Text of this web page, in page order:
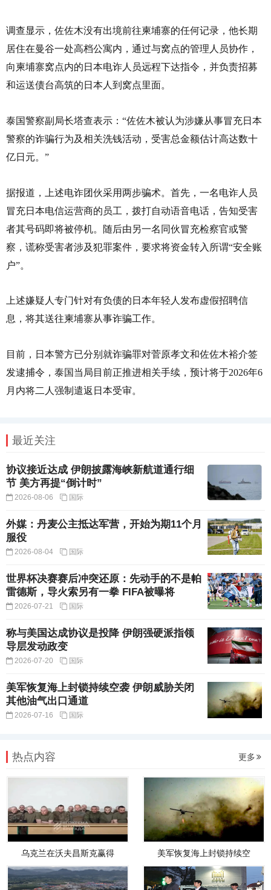
调查显示，佐佐木没有出境前往柬埔寨的任何记录，他长期
居住在曼谷一处高档公寓内，通过与窝点的管理人员协作，
向柬埔寨窝点内的日本电诈人员远程下达指令，并负责招募
和运送债台高筑的日本人到窝点里面。
泰国警察副局长塔查表示：“佐佐木被认为涉嫌从事冒充日本
警察的诈骗行为及相关洗钱活动，受害总金额估计高达数十
亿日元。”
据报道，上述电诈团伙采用两步骗术。首先，一名电诈人员
冒充日本电信运营商的员工，拨打自动语音电话，告知受害
者其号码即将被停机。随后由另一名同伙冒充检察官或警
察，谎称受害者涉及犯罪案件，要求将资金转入所谓“安全账
户”。
上述嫌疑人专门针对有负债的日本年轻人发布虚假招聘信
息，将其送往柬埔寨从事诈骗工作。
目前，日本警方已分别就诈骗罪对菅原孝文和佐佐木裕介签
发逮捕令，泰国当局目前正推进相关手续，预计将于2026年6
月内将二人强制遣返日本受审。
最近关注
协议接近达成 伊朗披露海峡新航道通行细
节 美方再提“倒计时”
2026-08-06 国际
外媒：丹麦公主抵达军营，开始为期11个月
服役
2026-08-04 国际
世界杯决赛赛后冲突还原：先动手的不是帕
雷德斯，导火索另有一拳 FIFA被曝将
2026-07-21 国际
称与美国达成协议是投降 伊朗强硬派指领
导层发动政变
2026-07-20 国际
美军恢复海上封锁持续空袭 伊朗威胁关闭
其他油气出口通道
2026-07-16 国际
热点内容 更多
乌克兰在沃夫昌斯克赢得 美军恢复海上封锁持续空